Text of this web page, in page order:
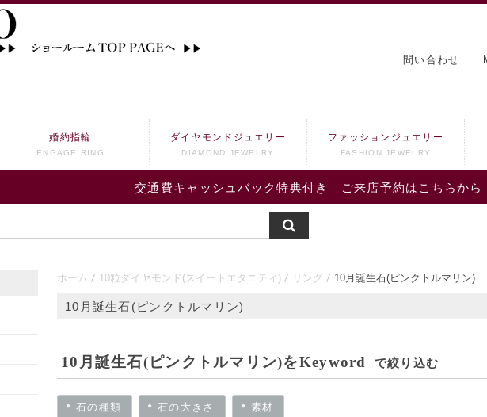
問い合わせ
交通費キャッシュバック特典付き ご来店予約はこちらから
婚約指輪
ENGAGE RING
ダイヤモンドジュエリー
DIAMOND JEWELRY
ファッションジュエリー
FASHION JEWELRY
ホーム 10粒ダイヤモンド(スイートエタニティ) リング 10月誕生石(ピンクトルマリン)
10月誕生石(ピンクトルマリン)
10月誕生石(ピンクトルマリン)をKeyword で絞り込む
石の種類 石の大きさ 素材